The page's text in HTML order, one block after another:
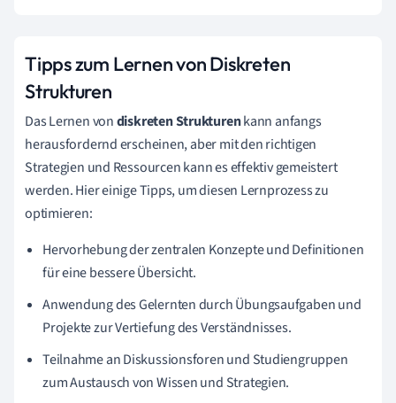
Tipps zum Lernen von Diskreten
Strukturen
Das Lernen vondiskreten Strukturenkann anfangs
herausfordernd erscheinen, aber mit den richtigen
Strategien und Ressourcen kann es effektiv gemeistert
werden. Hier einige Tipps, um diesen Lernprozess zu
optimieren:
Hervorhebung der zentralen Konzepte und Definitionen
für eine bessere Übersicht.
Anwendung des Gelernten durch Übungsaufgaben und
Projekte zur Vertiefung des Verständnisses.
Teilnahme an Diskussionsforen und Studiengruppen
zum Austausch von Wissen und Strategien.